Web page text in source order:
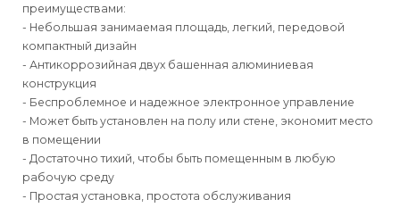
преимуществами:
- Небольшая занимаемая площадь, легкий, передовой
компактный дизайн
- Антикоррозийная двух башенная алюминиевая
конструкция
- Беспроблемное и надежное электронное управление
- Может быть установлен на полу или стене, экономит место
в помещении
- Достаточно тихий, чтобы быть помещенным в любую
рабочую среду
- Простая установка, простота обслуживания